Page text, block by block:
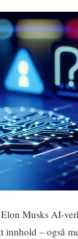
Musks AI-
innhold – også